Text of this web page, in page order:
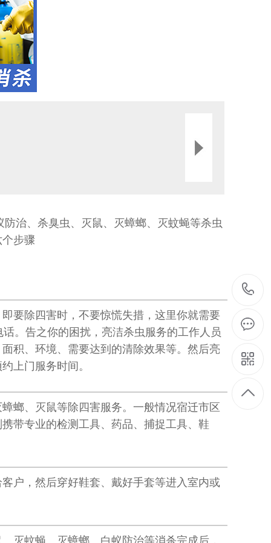
、杀臭虫、灭鼠、灭蟑螂、灭蚊蝇等杀虫
步骤
要除四害时，不要惊慌失措，这里你就需要
。告之你的困扰，亮洁杀虫服务的工作人员
积、环境、需要达到的清除效果等。然后亮
上门服务时间。
螂、灭鼠等除四害服务。一般情况宿迁市区
带专业的检测工具、药品、捕捉工具、鞋
户，然后穿好鞋套、戴好手套等进入室内或
灭蚊蝇、灭蟑螂、白蚁防治等消杀完成后，